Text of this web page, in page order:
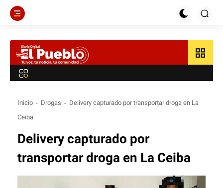
grid_view
Inicio Drogas
Delivery capturado por transportar droga en La
Ceiba
Delivery capturado por
transportar droga en La Ceiba